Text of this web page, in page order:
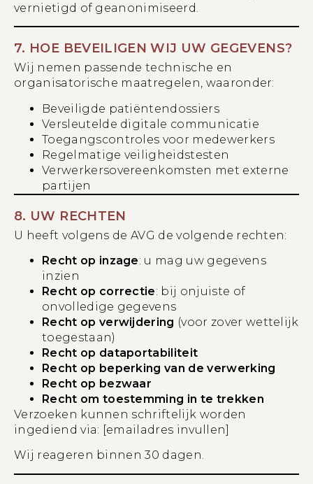
vernietigd of geanonimiseerd.
7. HOE BEVEILIGEN WIJ UW GEGEVENS?
Wij nemen passende technische en
organisatorische maatregelen, waaronder:
Beveiligde patiëntendossiers
Versleutelde digitale communicatie
Toegangscontroles voor medewerkers
Regelmatige veiligheidstesten
Verwerkersovereenkomsten met externe
partijen
8. UW RECHTEN
U heeft volgens de AVG de volgende rechten:
Recht op inzage: u mag uw gegevens
inzien
Recht op correctie: bij onjuiste of
onvolledige gegevens
Recht op verwijdering (voor zover wettelijk
toegestaan)
Recht op dataportabiliteit
Recht op beperking van de verwerking
Recht op bezwaar
Recht om toestemming in te trekken
Verzoeken kunnen schriftelijk worden
ingediend via: [emailadres invullen]
Wij reageren binnen 30 dagen.